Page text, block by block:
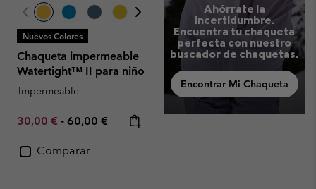
Nuevos Colores
Chaqueta impermeable
Watertight™ II para niño
Impermeable
Minimum sale price:
30,00 € - Maximum price:
60,00 €
Comparar
Ahórrate la
incertidumbre.
Encuentra tu chaqueta
perfecta con nuestro
buscador de chaquetas.
Encontrar Mi Chaqueta